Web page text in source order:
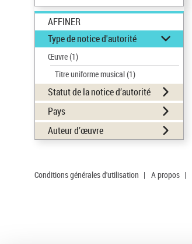
AFFINER
Type de notice d'autorité
Œuvre(1)
Titre uniforme musical(1)
Statut de la notice d’autorité
Pays
Auteur d’œuvre
Conditions générales d'utilisation | A propos |